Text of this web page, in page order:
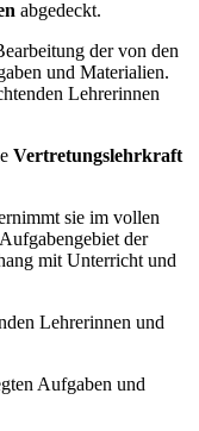
abgedeckt.
der von den
und Materialien.
Lehrerinnen
Vertretungslehrkraft
sie im vollen
der
mit Unterricht und
Lehrerinnen und
Aufgaben und